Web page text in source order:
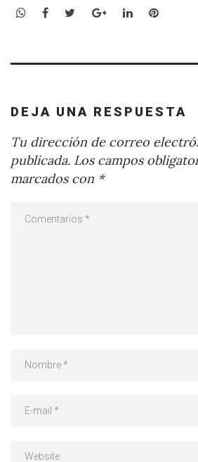
WhatsApp
Facebook
TwitterGoogle+LinkedIn
DEJA UNA RESPUESTA
Tu dirección de correo
publicada. Los campos
marcados con *